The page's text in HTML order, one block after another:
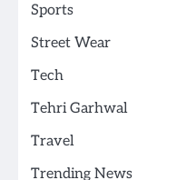
Sports
Street Wear
Tech
Tehri Garhwal
Travel
Trending News